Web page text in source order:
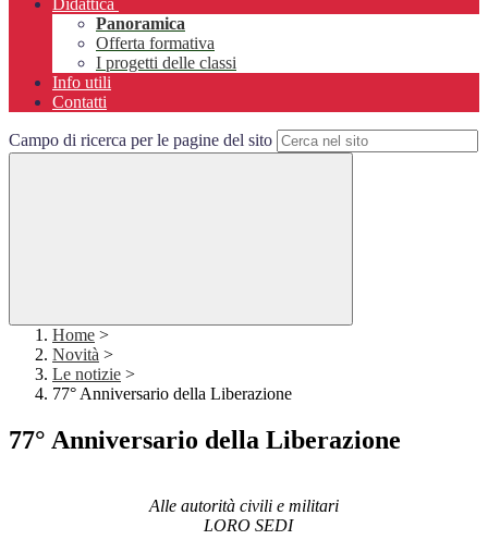
Didattica
Panoramica
Offerta formativa
I progetti delle classi
Info utili
Contatti
Campo di ricerca per le pagine del sito
Home >
Novità >
Le notizie >
77° Anniversario della Liberazione
77° Anniversario della Liberazione
Alle autorità civili e militari
LORO SEDI